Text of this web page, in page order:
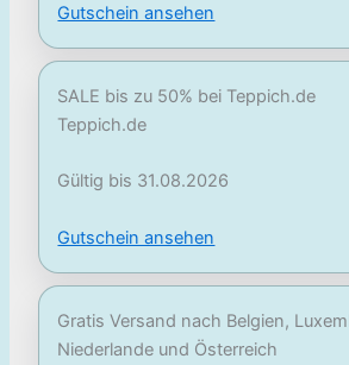
Gutschein ansehen
SALE bis zu 50% bei Teppich.de
Teppich.de
Gültig bis 31.08.2026
Gutschein ansehen
Gratis Versand nach Belgien,
Niederlande und Österreich